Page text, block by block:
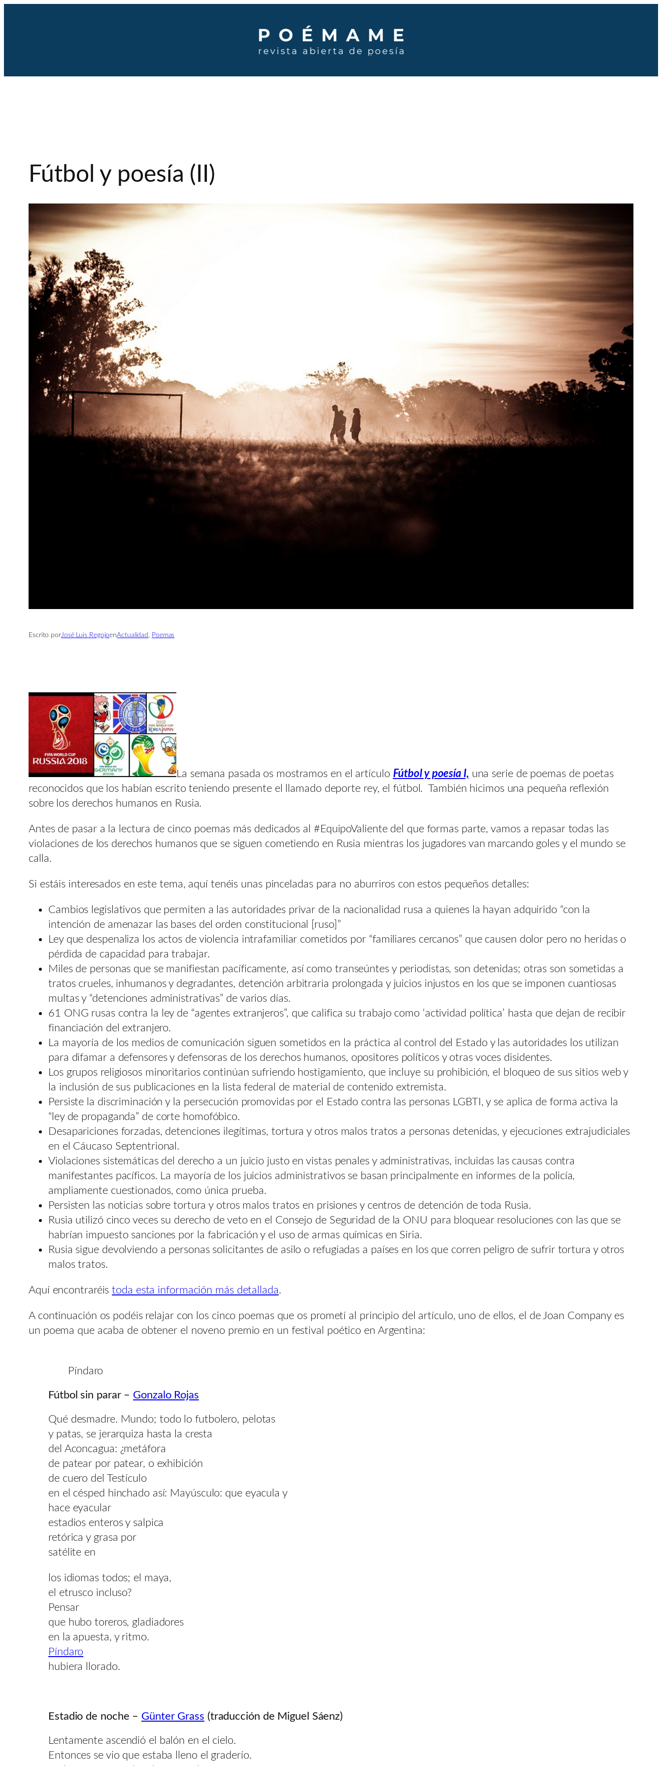
Fútbol y poesía (II)
Escrito porJosé Luis RegojoenActualidad , Poemas
La semana pasada os mostramos en el artículo Fútbol y poesía I, una serie de poemas de poetas
reconocidos que los habían escrito teniendo presente el llamado deporte rey, el fútbol. También hicimos una pequeña reflexión
sobre los derechos humanos en Rusia.
Antes de pasar a la lectura de cinco poemas más dedicados al #EquipoValiente del que formas parte, vamos a repasar todas las
violaciones de los derechos humanos que se siguen cometiendo en Rusia mientras los jugadores van marcando goles y el mundo se
calla.
Si estáis interesados en este tema, aquí tenéis unas pinceladas para no aburriros con estos pequeños detalles:
Cambios legislativos que permiten a las autoridades privar de la nacionalidad rusa a quienes la hayan adquirido “con la
intención de amenazar las bases del orden constitucional [ruso]”
Ley que despenaliza los actos de violencia intrafamiliar cometidos por “familiares cercanos” que causen dolor pero no heridas o
pérdida de capacidad para trabajar.
Miles de personas que se manifiestan pacíficamente, así como transeúntes y periodistas, son detenidas; otras son sometidas a
tratos crueles, inhumanos y degradantes, detención arbitraria prolongada y juicios injustos en los que se imponen cuantiosas
multas y “detenciones administrativas” de varios días.
61 ONG rusas contra la ley de “agentes extranjeros”, que califica su trabajo como ‘actividad política’ hasta que dejan de recibir
financiación del extranjero.
La mayoría de los medios de comunicación siguen sometidos en la práctica al control del Estado y las autoridades los utilizan
para difamar a defensores y defensoras de los derechos humanos, opositores políticos y otras voces disidentes.
Los grupos religiosos minoritarios continúan sufriendo hostigamiento, que incluye su prohibición, el bloqueo de sus sitios web y
la inclusión de sus publicaciones en la lista federal de material de contenido extremista.
Persiste la discriminación y la persecución promovidas por el Estado contra las personas LGBTI, y se aplica de forma activa la
“ley de propaganda” de corte homofóbico.
Desapariciones forzadas, detenciones ilegítimas, tortura y otros malos tratos a personas detenidas, y ejecuciones extrajudiciales
en el Cáucaso Septentrional.
Violaciones sistemáticas del derecho a un juicio justo en vistas penales y administrativas, incluidas las causas contra
manifestantes pacíficos. La mayoría de los juicios administrativos se basan principalmente en informes de la policía,
ampliamente cuestionados, como única prueba.
Persisten las noticias sobre tortura y otros malos tratos en prisiones y centros de detención de toda Rusia.
Rusia utilizó cinco veces su derecho de veto en el Consejo de Seguridad de la ONU para bloquear resoluciones con las que se
habrían impuesto sanciones por la fabricación y el uso de armas químicas en Siria.
Rusia sigue devolviendo a personas solicitantes de asilo o refugiadas a países en los que corren peligro de sufrir tortura y otros
malos tratos.
Aquí encontraréistoda esta información más detallada.
A continuación os podéis relajar con los cinco poemas que os prometí al principio del artículo, uno de ellos, el de Joan Company es
un poema que acaba de obtener el noveno premio en un festival poético en Argentina:
Píndaro
Fútbol sin parar – Gonzalo Rojas
Qué desmadre. Mundo; todo lo futbolero, pelotas
y patas, se jerarquiza hasta la cresta
del Aconcagua: ¿metáfora
de patear por patear, o exhibición
de cuero del Testículo
en el césped hinchado así: Mayúsculo: que eyacula y
hace eyacular
estadios enteros y salpica
retórica y grasa por
satélite en
los idiomas todos; el maya,
el etrusco incluso?
Pensar
que hubo toreros, gladiadores
en la apuesta, y ritmo.
Píndaro
hubiera llorado.
Estadio de noche – Günter Grass (traducción de Miguel Sáenz)
Lentamente ascendió el balón en el cielo.
Entonces se vio que estaba lleno el graderío.